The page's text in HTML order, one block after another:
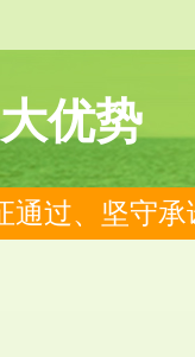
优势
通过、坚守承